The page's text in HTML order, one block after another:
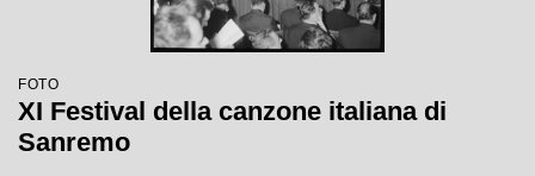
FOTO
XI Festival della canzone italiana di
Sanremo